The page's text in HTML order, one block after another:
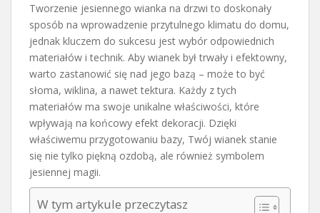
Tworzenie jesiennego wianka na drzwi to doskonały
sposób na wprowadzenie przytulnego klimatu do domu,
jednak kluczem do sukcesu jest wybór odpowiednich
materiałów i technik. Aby wianek był trwały i efektowny,
warto zastanowić się nad jego bazą – może to być
słoma, wiklina, a nawet tektura. Każdy z tych
materiałów ma swoje unikalne właściwości, które
wpływają na końcowy efekt dekoracji. Dzięki
właściwemu przygotowaniu bazy, Twój wianek stanie
się nie tylko piękną ozdobą, ale również symbolem
jesiennej magii.
W tym artykule przeczytasz